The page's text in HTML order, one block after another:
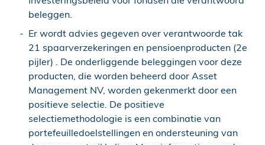
beleggen.
Er wordt advies gegeven over verantwoorde tak
21 spaarverzekeringen en pensioenproducten (2e
pijler) . De onderliggende beleggingen voor deze
producten, die worden beheerd door Asset
Management NV, worden gekenmerkt door een
positieve selectie. De positieve
selectiemethodologie is een combinatie van
portefeuilledoelstellingen en ondersteuning van